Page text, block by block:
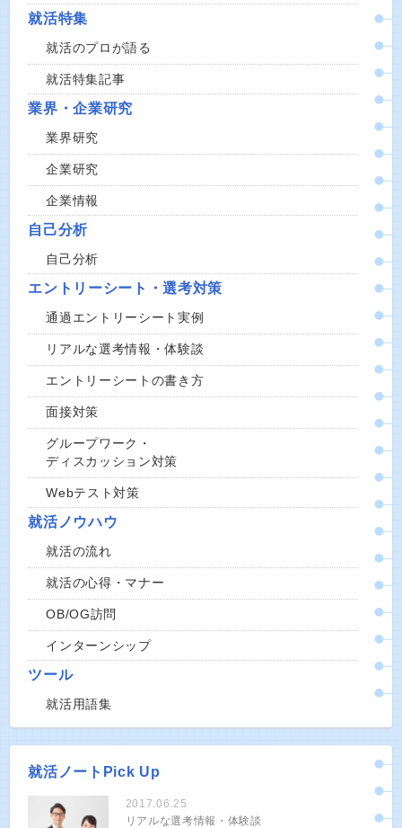
就活特集
就活のプロが語る
就活特集記事
業界・企業研究
業界研究
企業研究
企業情報
自己分析
自己分析
エントリーシート・選考対策
通過エントリーシート実例
リアルな選考情報・体験談
エントリーシートの書き方
面接対策
グループワーク・
ディスカッション対策
Webテスト対策
就活ノウハウ
就活の流れ
就活の心得・マナー
OB/OG訪問
インターンシップ
ツール
就活用語集
就活ノートPick Up
2017.06.25
リアルな選考情報・体験談